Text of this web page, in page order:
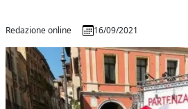
Redazione online 16/09/2021